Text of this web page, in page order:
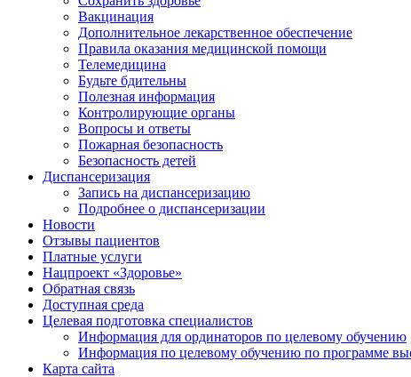
Вакцинация
Дополнительное лекарственное обеспечение
Правила оказания медицинской помощи
Телемедицина
Будьте бдительны
Полезная информация
Контролирующие органы
Вопросы и ответы
Пожарная безопасность
Безопасность детей
Диспансеризация
Запись на диспансеризацию
Подробнее о диспансеризации
Новости
Отзывы пациентов
Платные услуги
Нацпроект «Здоровье»
Обратная связь
Доступная среда
Целевая подготовка специалистов
Информация для ординаторов по целевому обучению
Информация по целевому обучению по программе
Карта сайта